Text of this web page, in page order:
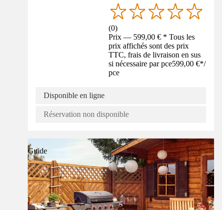
(0)
Prix — 599,00 € * Tous les
prix affichés sont des prix
TTC, frais de livraison en sus
si nécessaire par pce599,00 €*/
pce
Disponible en ligne
Réservation non disponible
Guide